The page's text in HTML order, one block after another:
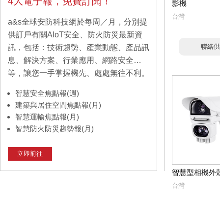
a&s全球安防科技網於每周／月，分別提
供訂戶有關AIoT安全、防火防災最新資
訊，包括：技術趨勢、產業動態、產品訊
息、解決方案、行業應用、網路安全…
等，讓您一手掌握機先、處處無往不利。
智慧安全焦點報(週)
建築與居住空間焦點報(月)
智慧運輸焦點報(月)
智慧防火防災趨勢報(月)
立即前往
影機
台灣
聯絡
智慧型相機外
台灣